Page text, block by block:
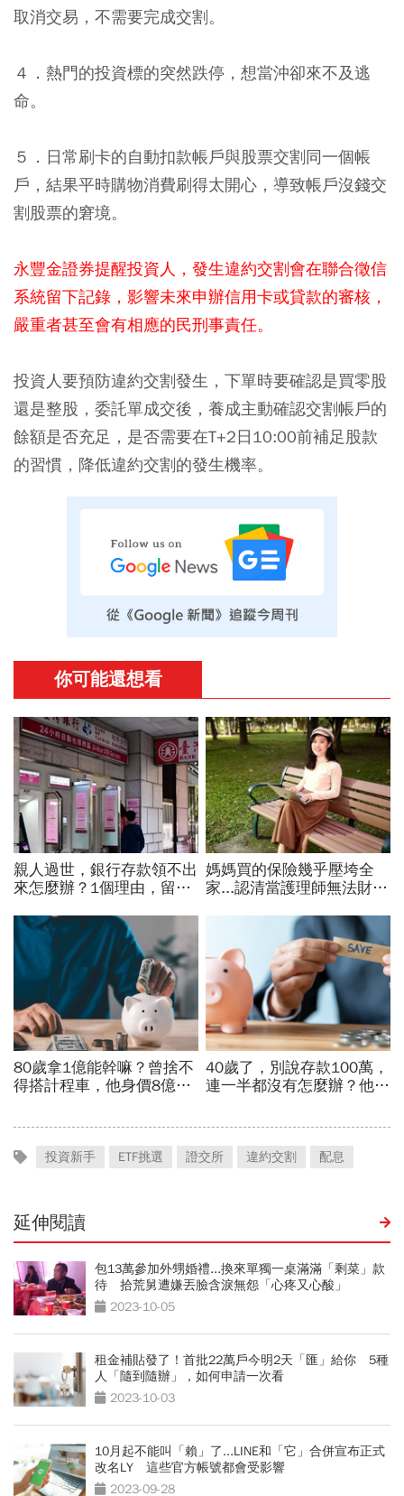
取消交易，不需要完成交割。
４．熱門的投資標的突然跌停，想當沖卻來不及逃
命。
５．日常刷卡的自動扣款帳戶與股票交割同一個帳
戶，結果平時購物消費刷得太開心，導致帳戶沒錢交
割股票的窘境。
永豐金證券提醒投資人，發生違約交割會在聯合徵信
系統留下記錄，影響未來申辦信用卡或貸款的審核，
嚴重者甚至會有相應的民刑事責任。
投資人要預防違約交割發生，下單時要確認是買零股
還是整股，委託單成交後，養成主動確認交割帳戶的
餘額是否充足，是否需要在T+2日10:00前補足股款
的習慣，降低違約交割的發生機率。
投資新手 ETF挑選 證交所 違約交割 配息
延伸閱讀
包13萬參加外甥婚禮...換來單獨一桌滿滿「剩菜」款
待 拾荒舅遭嫌丟臉含淚無怨「心疼又心酸」
2023-10-05
租金補貼發了！首批22萬戶今明2天「匯」給你 5種
人「隨到隨辦」，如何申請一次看
2023-10-03
10月起不能叫「賴」了...LINE和「它」合併宣布正式
改名LY 這些官方帳號都會受影響
2023-09-28